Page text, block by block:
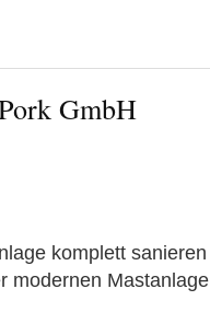
GmbH
komplett sanieren
modernen Mastanlage